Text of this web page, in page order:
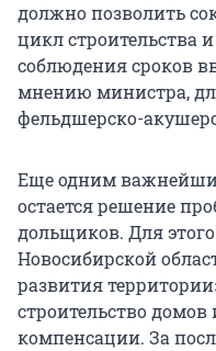
должно позволить
цикл строительства
соблюдения сроков
мнению министра,
фельдшерско-
Еще одним
остается решение
дольщиков. Для
Новосибирской
развития
строительство
компенсации. За